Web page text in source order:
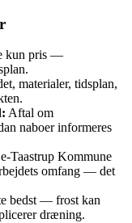
kun pris —
materialer, tidsplan,
Aftal om
naboer informeres
Kommune
omfang — det
bedst — frost kan
dræning.